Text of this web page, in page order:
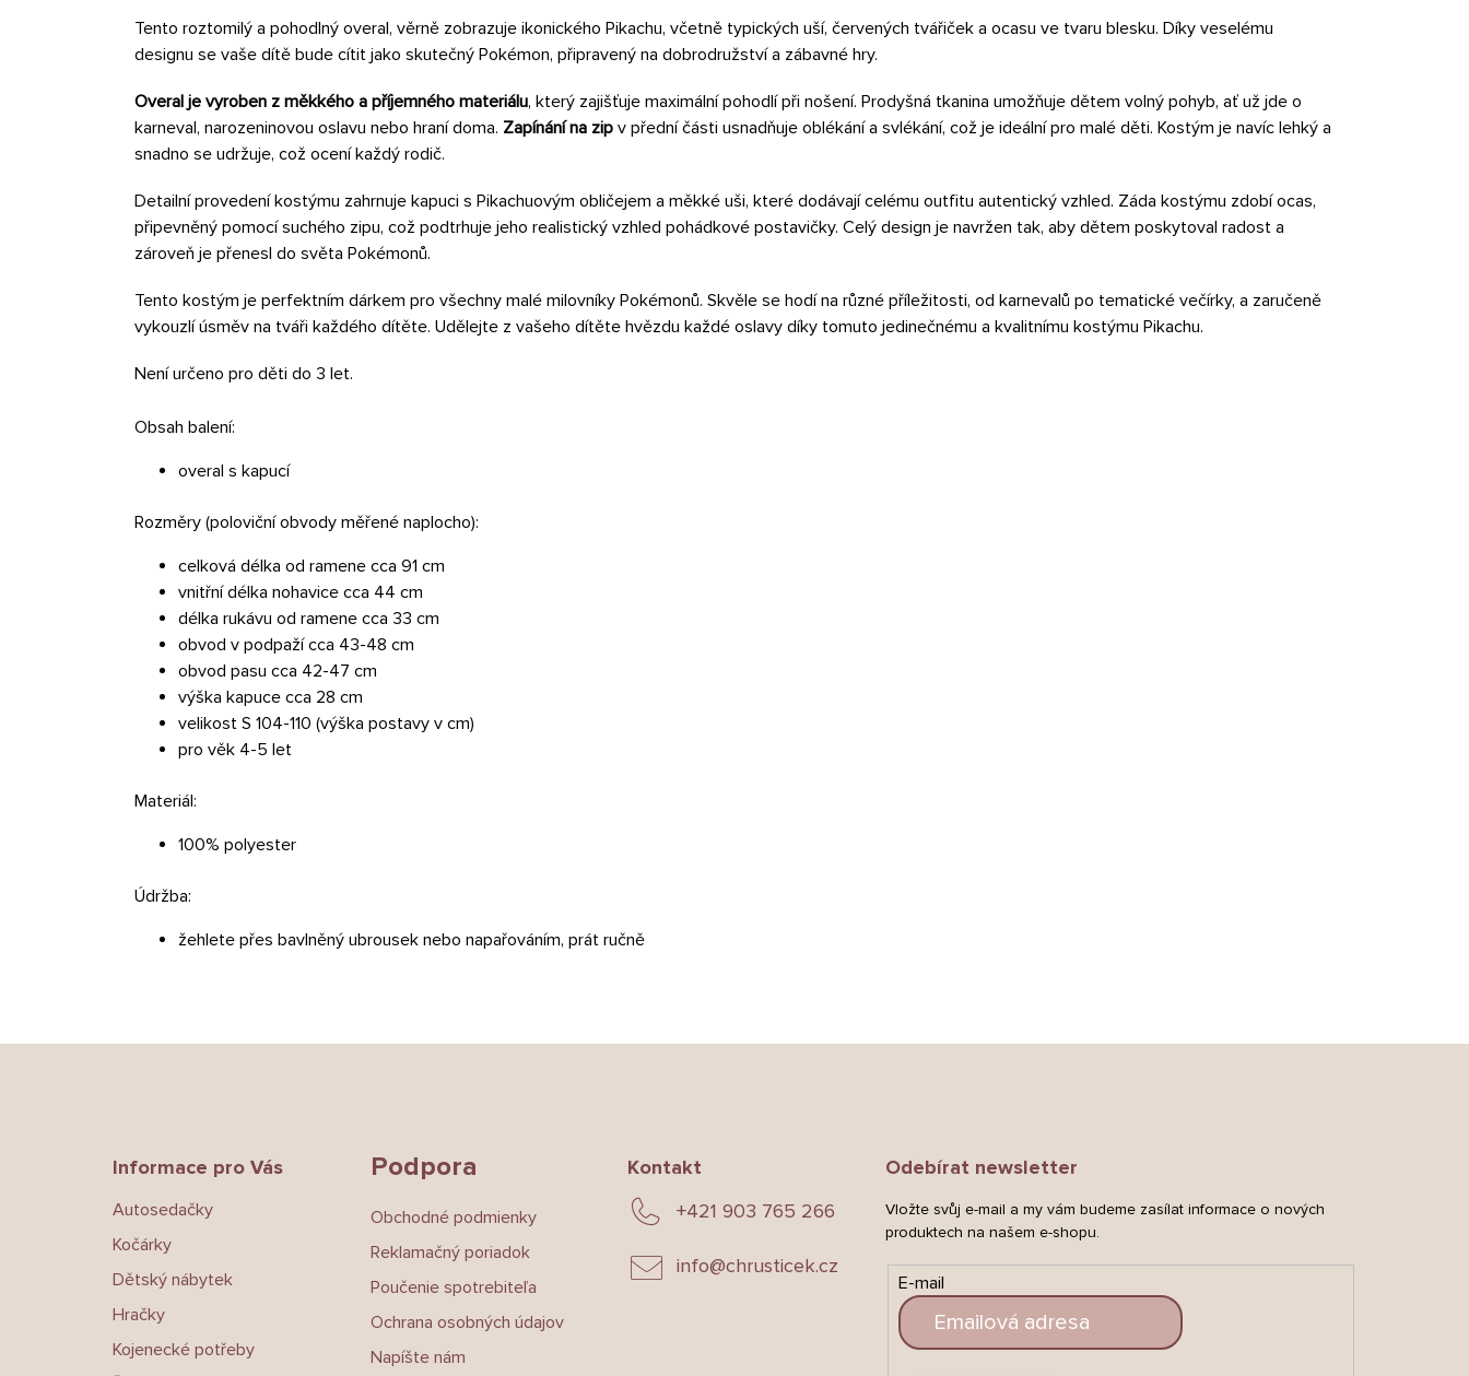
Tento roztomilý a pohodlný overal, věrně zobrazuje ikonického Pikachu, včetně typických uší, červených tvářiček a ocasu ve tvaru blesku. Díky veselému
designu se vaše dítě bude cítit jako skutečný Pokémon, připravený na dobrodružství a zábavné hry.
Overal je vyroben z měkkého a příjemného materiálu, který zajišťuje maximální pohodlí při nošení. Prodyšná tkanina umožňuje dětem volný pohyb, ať už jde o
karneval, narozeninovou oslavu nebo hraní doma. Zapínání na zip v přední části usnadňuje oblékání a svlékání, což je ideální pro malé děti. Kostým je navíc lehký a
snadno se udržuje, což ocení každý rodič.
Detailní provedení kostýmu zahrnuje kapuci s Pikachuovým obličejem a měkké uši, které dodávají celému outfitu autentický vzhled. Záda kostýmu zdobí ocas,
připevněný pomocí suchého zipu, což podtrhuje jeho realistický vzhled pohádkové postavičky. Celý design je navržen tak, aby dětem poskytoval radost a
zároveň je přenesl do světa Pokémonů.
Tento kostým je perfektním dárkem pro všechny malé milovníky Pokémonů. Skvěle se hodí na různé příležitosti, od karnevalů po tematické večírky, a zaručeně
vykouzlí úsměv na tváři každého dítěte. Udělejte z vašeho dítěte hvězdu každé oslavy díky tomuto jedinečnému a kvalitnímu kostýmu Pikachu.
Není určeno pro děti do 3 let.
Obsah balení:
overal s kapucí
Rozměry (poloviční obvody měřené naplocho):
celková délka od ramene cca 91 cm
vnitřní délka nohavice cca 44 cm
délka rukávu od ramene cca 33 cm
obvod v podpaží cca 43-48 cm
obvod pasu cca 42-47 cm
výška kapuce cca 28 cm
velikost S 104-110 (výška postavy v cm)
pro věk 4-5 let
Materiál:
100% polyester
Údržba:
žehlete přes bavlněný ubrousek nebo napařováním, prát ručně
Informace pro Vás
Autosedačky
Kočárky
Dětský nábytek
Hračky
Kojenecké potřeby
Podpora
Obchodné podmienky
Reklamačný poriadok
Poučenie spotrebiteľa
Ochrana osobných údajov
Napíšte nám
Kontakt
info@chrusticek.cz
+421 903 765 266
Odebírat newsletter
Vložte svůj e-mail a my vám budeme zasílat informace o nových
produktech na našem e-shopu.
E-mail